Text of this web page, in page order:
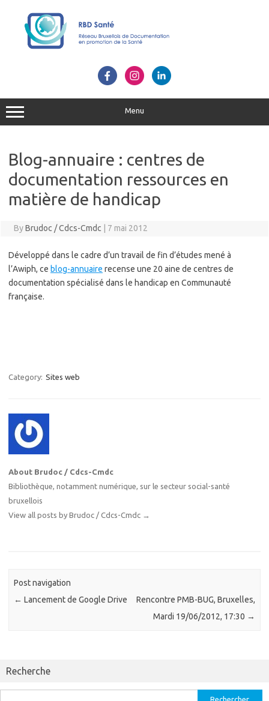
Menu
Blog-annuaire : centres de
documentation ressources en
matière de handicap
ByBrudoc / Cdcs-Cmdc 7 mai 2012
Développé dans le cadre d’un travail de fin d’études mené à
l’Awiph, ce blog-annuaire recense une 20 aine de centres de
documentation spécialisé dans le handicap en Communauté
française.
Category: Sites web
About Brudoc / Cdcs-Cmdc
Bibliothèque, notamment numérique, sur le secteur social-santé
bruxellois
View all posts by Brudoc / Cdcs-Cmdc →
Post navigation
← Lancement de Google Drive
Rencontre PMB-BUG, Bruxelles,
Mardi 19/06/2012, 17:30 →
Recherche